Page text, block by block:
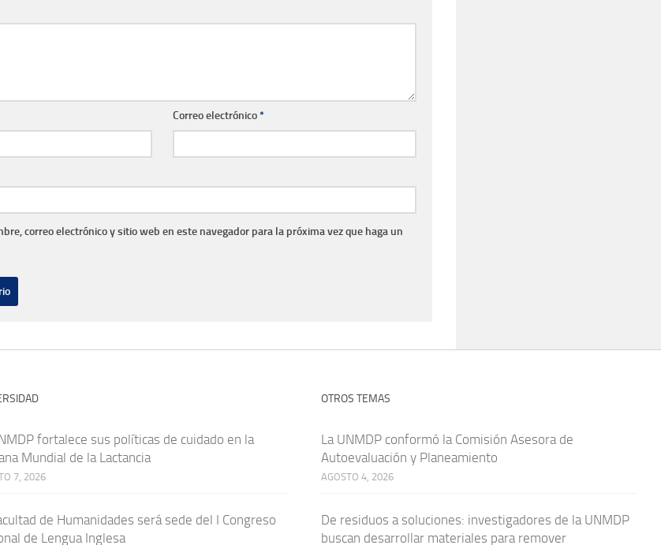
Correo electrónico*
correo electrónico y sitio web en este navegador para la próxima vez que haga un
fortalece sus políticas de cuidado en la
Mundial de la Lactancia
7, 2026
de Humanidades será sede del I Congreso
de Lengua Inglesa
OTROS TEMAS
La UNMDP conformó la Comisión Asesora de
Autoevaluación y Planeamiento
AGOSTO 4, 2026
De residuos a soluciones: investigadores de la UNMDP
buscan desarrollar materiales para remover